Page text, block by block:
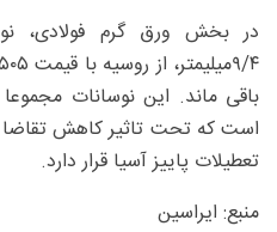
در بخش ورق گرم فولادی،
باقی ماند. این نوسانات
است که تحت تاثیر کاهش تقاضا
تعطیلات پاییز آسیا قرار دارد.
منبع: ایراسین